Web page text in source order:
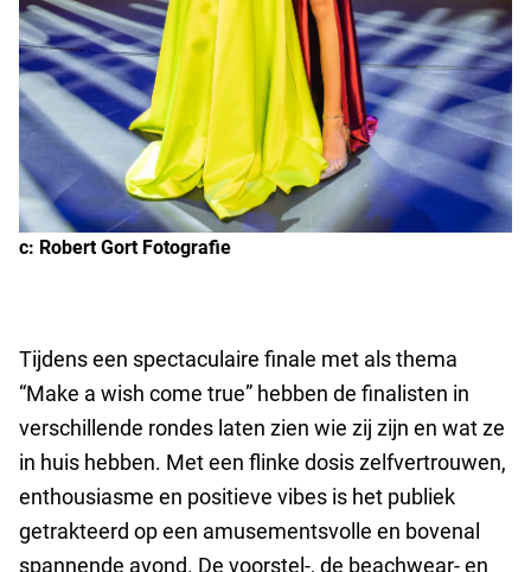
c: Robert Gort Fotografie
Tijdens een spectaculaire finale met als thema
“Make a wish come true” hebben de finalisten in
verschillende rondes laten zien wie zij zijn en wat ze
in huis hebben. Met een flinke dosis zelfvertrouwen,
enthousiasme en positieve vibes is het publiek
getrakteerd op een amusementsvolle en bovenal
spannende avond. De voorstel-, de beachwear- en